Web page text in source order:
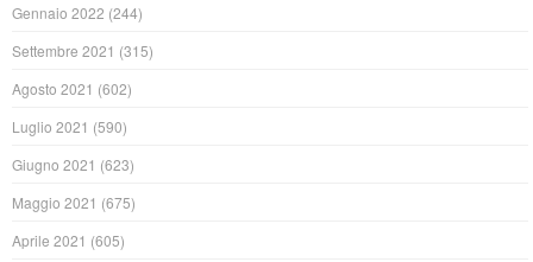
Gennaio 2022 (244)
Settembre 2021 (315)
Agosto 2021 (602)
Luglio 2021 (590)
Giugno 2021 (623)
Maggio 2021 (675)
Aprile 2021 (605)